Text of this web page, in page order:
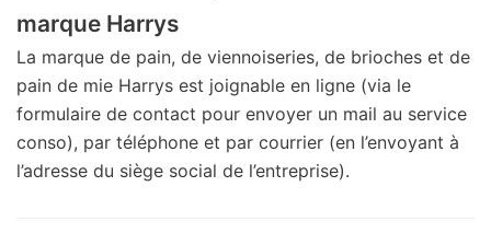
marque Harrys
La marque de pain, de viennoiseries, de brioches et de
pain de mie Harrys est joignable en ligne (via le
formulaire de contact pour envoyer un mail au service
conso), par téléphone et par courrier (en l’envoyant à
l’adresse du siège social de l’entreprise).